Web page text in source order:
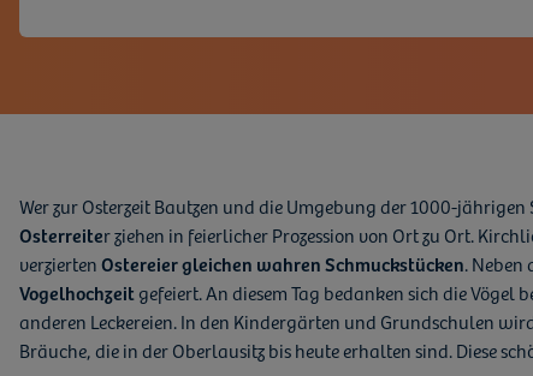
Wer zur Osterzeit Bautzen und die Umgebung der 1000-
Osterreiter ziehen in feierlicher Prozession von Ort zu Ort.
verziertenOstereier gleichen wahren Schmuckstücken. Neben
Vogelhochzeitgefeiert. An diesem Tag bedanken sich die
anderen Leckereien. In den Kindergärten und Grundschulen
Bräuche, die in der Oberlausitz bis heute erhalten sind. Diese